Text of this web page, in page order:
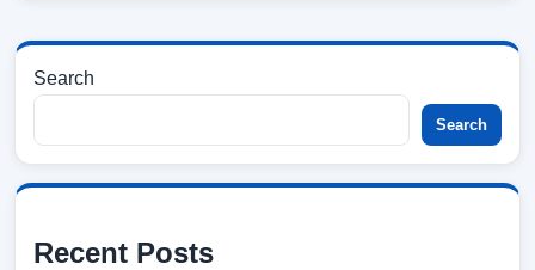
Search
Search
Recent Posts